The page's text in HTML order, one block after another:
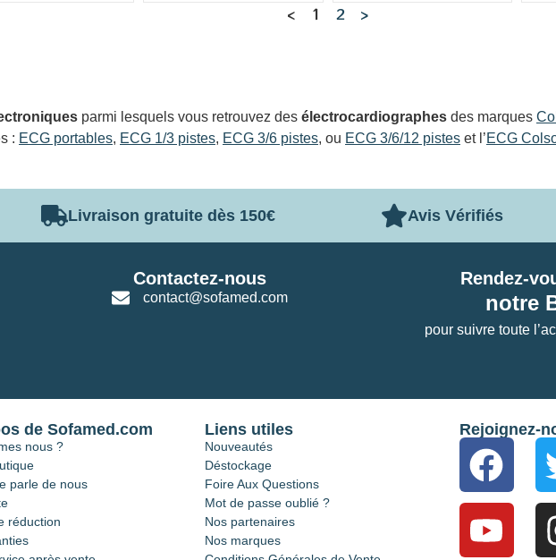
< 1 2 >
parmi lesquels vous retrouvez des électrocardiographes des marques
: ECG portables, ECG 1/3 pistes, ECG 3/6 pistes, ou ECG 3/6/12 pistes et l’ECG
Livraison gratuite dès 150€ Avis Vérifiés
Contactez-nous
contact@sofamed.com
Rendez-
notre
pour suivre toute
de Sofamed.com
nous ?
parle de nous
réduction
Liens utiles
Nouveautés
Déstockage
Foire Aux Questions
Mot de passe oublié ?
Nos partenaires
Nos marques
Rejoignez-